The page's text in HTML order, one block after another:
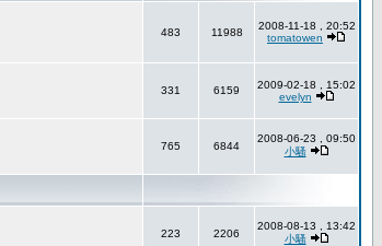
483 11988
2008-11-18 , 20:52
tomatowen
331 6159
2009-02-18 , 15:02
evelyn
765 6844
2008-06-23 , 09:50
小騷
223 2206
2008-08-13 , 13:42
小騷